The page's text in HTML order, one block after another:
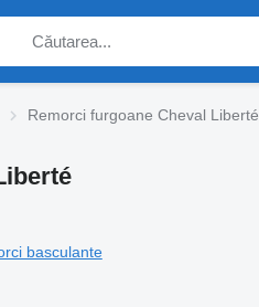
Remorci furgoane Cheval Liberté
basculante